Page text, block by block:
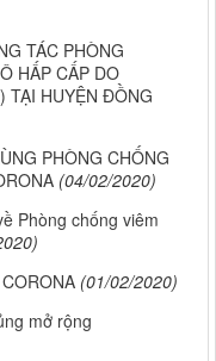
TÁC PHÒNG
HẤP CẤP DO
TẠI HUYỆN ĐỒNG
PHÒNG CHỐNG
(04/02/2020)
Phòng chống viêm
(01/02/2020)
mở rộng